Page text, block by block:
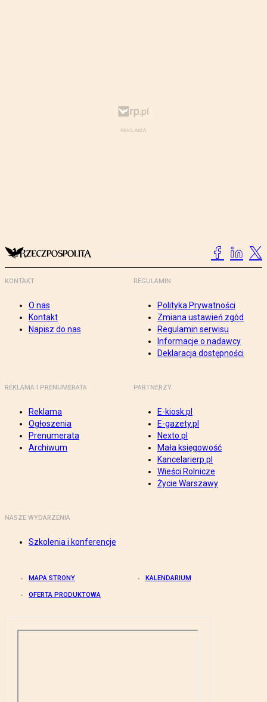
KONTAKT
O nas
Kontakt
Napisz do nas
REGULAMIN
Polityka Prywatności
Zmiana ustawień zgód
Regulamin serwisu
Informacje o nadawcy
Deklaracja dostępności
REKLAMA I PRENUMERATA
Reklama
Ogłoszenia
Prenumerata
Archiwum
PARTNERZY
E-kiosk.pl
E-gazety.pl
Nexto.pl
Mała księgowość
Kancelarierp.pl
Wieści Rolnicze
Życie Warszawy
NASZE WYDARZENIA
Szkolenia i konferencje
MAPA STRONY KALENDARIUM
OFERTA PRODUKTOWA